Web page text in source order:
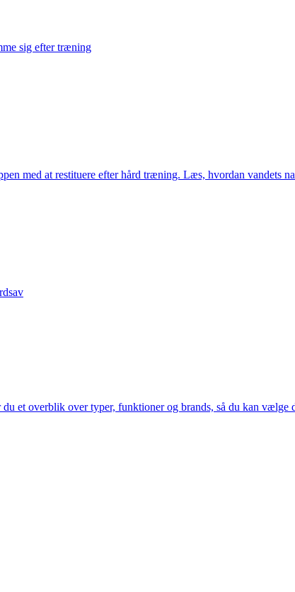
sig efter træning
med at restituere efter hård træning. Læs, hvordan vandets
et overblik over typer, funktioner og brands, så du kan vælge